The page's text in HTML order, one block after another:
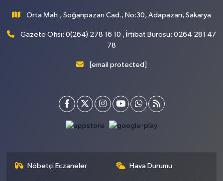
Orta Mah., Soğanpazarı Cad., No:30, Adapazarı, Sakarya
Gazete Ofisi: 0(264) 278 16 10 , İrtibat Bürosu: 0264 281 47
78
[email protected]
Nöbetçi Eczaneler Hava Durumu